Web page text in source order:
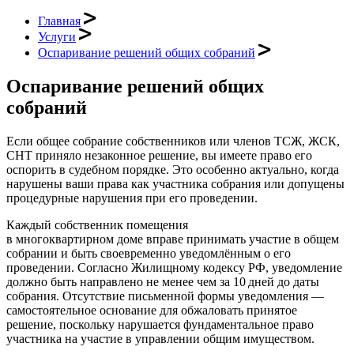
Главная
Услуги
Оспаривание решений общих собраний
Оспаривание решений общих
собраний
Если общее собрание собственников или членов ТСЖ, ЖСК,
СНТ приняло незаконное решение, вы имеете право его
оспорить в судебном порядке. Это особенно актуально, когда
нарушены ваши права как участника собрания или допущены
процедурные нарушения при его проведении.
Каждый собственник помещения
в многоквартирном доме вправе принимать участие в общем
собрании и быть своевременно уведомлённым о его
проведении. Согласно Жилищному кодексу РФ, уведомление
должно быть направлено не менее чем за 10 дней до даты
собрания. Отсутствие письменной формы уведомления —
самостоятельное основание для обжаловать принятое
решение, поскольку нарушается фундаментальное право
участника на участие в управлении общим имуществом.